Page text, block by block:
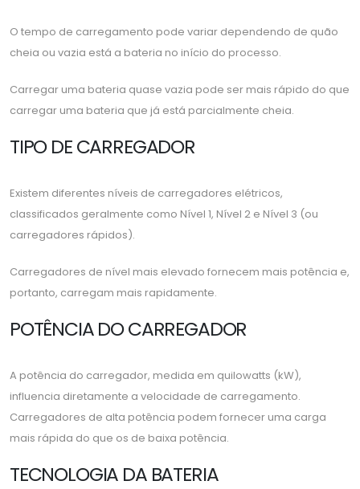
O tempo de carregamento pode variar dependendo de quão
cheia ou vazia está a bateria no início do processo.
Carregar uma bateria quase vazia pode ser mais rápido do que
carregar uma bateria que já está parcialmente cheia.
TIPO DE CARREGADOR
Existem diferentes níveis de carregadores elétricos,
classificados geralmente como Nível 1, Nível 2 e Nível 3 (ou
carregadores rápidos).
Carregadores de nível mais elevado fornecem mais potência e,
portanto, carregam mais rapidamente.
POTÊNCIA DO CARREGADOR
A potência do carregador, medida em quilowatts (kW),
influencia diretamente a velocidade de carregamento.
Carregadores de alta potência podem fornecer uma carga
mais rápida do que os de baixa potência.
TECNOLOGIA DA BATERIA